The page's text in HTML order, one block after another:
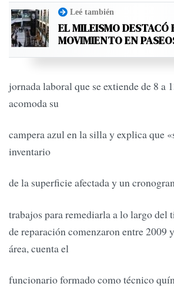
Leé también
EL MILEISMO DESTACÓ
MOVIMIENTO EN
jornada laboral que se extiende de 8 a
acomoda su
campera azul en la silla y explica que
inventario
de la superficie afectada y un
trabajos para remediarla a lo largo del
de reparación comenzaron entre 2009
área, cuenta el
funcionario formado como técnico